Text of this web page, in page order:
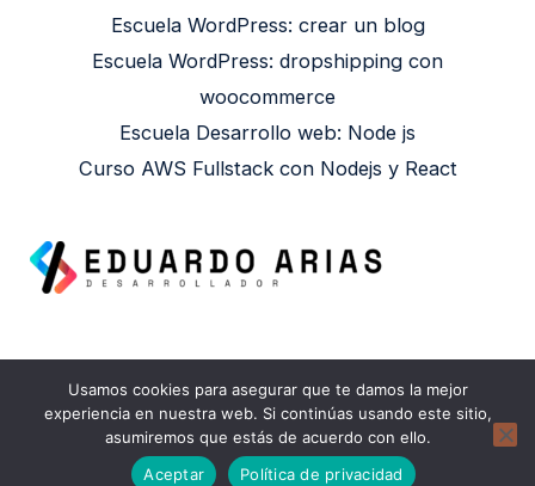
Escuela WordPress: crear un blog
Escuela WordPress: dropshipping con
woocommerce
Escuela Desarrollo web: Node js
Curso AWS Fullstack con Nodejs y React
Copyright © 2026 Eduardo Arias | Powered by
Eduardo Arias
Usamos cookies para asegurar que te damos la mejor
experiencia en nuestra web. Si continúas usando este sitio,
asumiremos que estás de acuerdo con ello.
Aceptar
Política de privacidad